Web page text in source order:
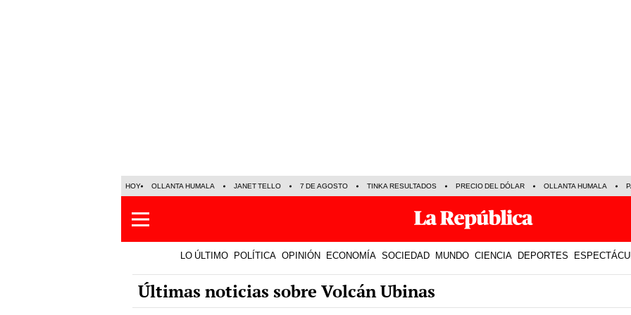
HOY OLLANTA HUMALA JANET TELLO 7 DE AGOSTO TINKA RESULTADOS PRECIO DEL DÓLAR OLLANTA HUMALA
LO ÚLTIMO POLÍTICA OPINIÓN ECONOMÍA SOCIEDAD MUNDO CIENCIA DEPORTES
Últimas noticias sobre Volcán Ubinas